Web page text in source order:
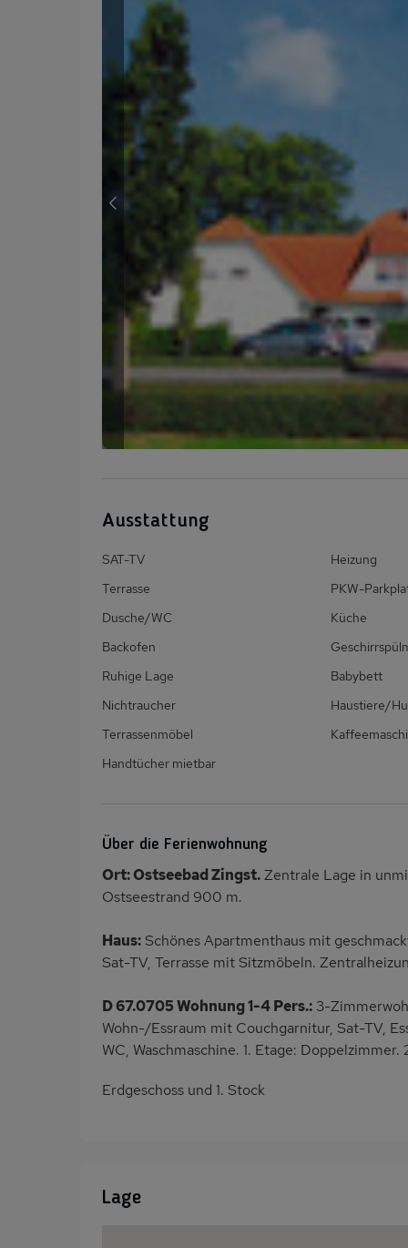
Ausstattung
SAT-TV Heizung
Terrasse
PKW-
Dusche/WC
Küche
Backofen
Ruhige Lage
Babybett
Nichtraucher
Haustiere/
Terrassenmöbel
Handtücher mietbar
Über die Ferienwohnung
Ort: Ostseebad Zingst.Zentrale Lage in
Ostseestrand 900 m.
Haus: Schönes Apartmenthaus mit
Sat-TV, Terrasse mit Sitzmöbeln.
D 67.0705 Wohnung 1-4 Pers.: 3-
Wohn-/Essraum mit Couchgarnitur, Sat-TV,
WC, Waschmaschine. 1. Etage:
Erdgeschoss und 1. Stock
Lage